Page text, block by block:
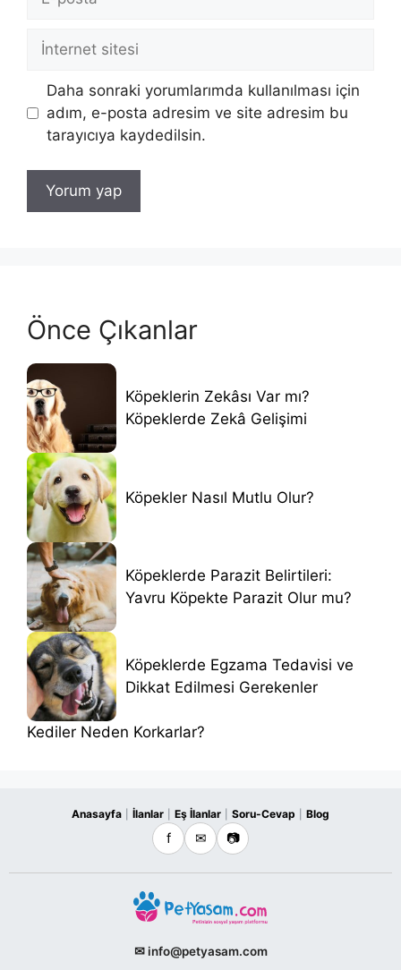
posta
İnternet
Daha sonraki yorumlarımda kullanılması için
adım, e-posta adresim ve site adresim bu
tarayıcıya kaydedilsin.
Önce Çıkanlar
Köpeklerin Zekâsı Var mı?
Köpeklerde Zekâ Gelişimi
Köpekler Nasıl Mutlu Olur?
Köpeklerde Parazit Belirtileri:
Yavru Köpekte Parazit Olur mu?
Köpeklerde Egzama Tedavisi ve
Dikkat Edilmesi Gerekenler
Kediler Neden Korkarlar?
Anasayfa İlanlar Eş İlanlar Soru-Cevap Blog
f ✉ 📷
✉ info@petyasam.com